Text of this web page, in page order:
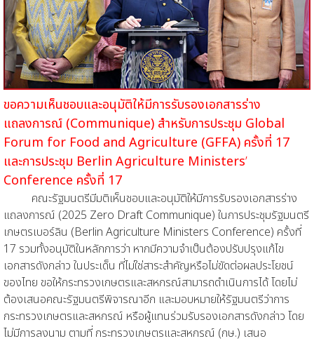
ขอความเห็นชอบและอนุมัติให้มีการรับรองเอกสารร่าง
แถลงการณ์ (Communique) สำหรับการประชุม Global
Forum for Food and Agriculture (GFFA) ครั้งที่ 17
และการประชุม Berlin Agriculture Ministers’
Conference ครั้งที่ 17
คณะรัฐมนตรีมีมติเห็นชอบและอนุมัติให้มีการรับรองเอกสารร่าง
แถลงการณ์ (2025 Zero Draft Communique) ในการประชุมรัฐมนตรี
เกษตรเบอร์ลิน (Berlin Agriculture Ministers Conference) ครั้งที่
17 รวมทั้งอนุมัติในหลักการว่า หากมีความจําเป็นต้องปรับปรุงแก้ไข
เอกสารดังกล่าว ในประเด็น ที่ไม่ใช่สาระสําคัญหรือไม่ขัดต่อผลประโยชน์
ของไทย ขอให้กระทรวงเกษตรและสหกรณ์สามารถดําเนินการได้ โดยไม่
ต้องเสนอคณะรัฐมนตรีพิจารณาอีก และมอบหมายให้รัฐมนตรีว่าการ
กระทรวงเกษตรและสหกรณ์ หรือผู้แทนร่วมรับรองเอกสารดังกล่าว โดย
ไม่มีการลงนาม ตามที่ กระทรวงเกษตรและสหกรณ์ (กษ.) เสนอ